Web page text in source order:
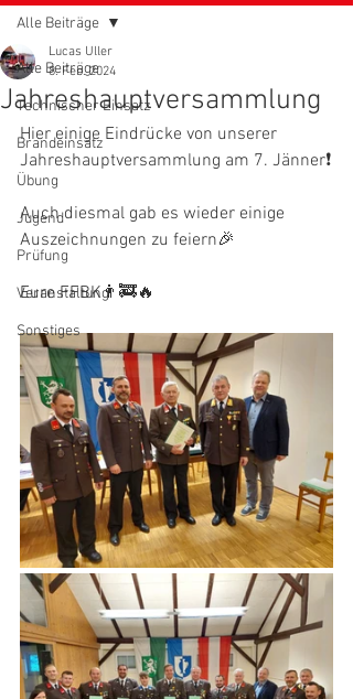
Alle Beiträge
Technischer Einsatz
Brandeinsatz
Übung
Jugend
Prüfung
Veranstaltung
Sonstiges
Alle Beiträge
Jahreshauptversammlung
Lucas Uller
8. Feb. 2024
Hier einige Eindrücke von unserer
Jahreshauptversammlung am 7. Jänner❗️
Auch diesmal gab es wieder einige
Auszeichnungen zu feiern🎉
Eure FFBK👨‍🚒🔥